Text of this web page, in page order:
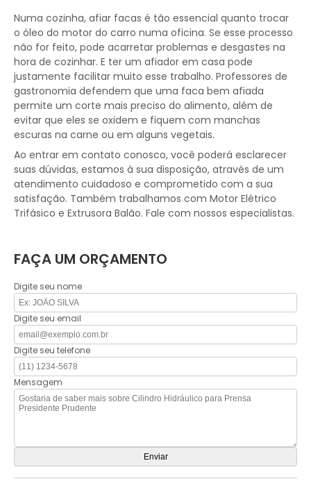
Numa cozinha, afiar facas é tão essencial quanto trocar
o óleo do motor do carro numa oficina. Se esse processo
não for feito, pode acarretar problemas e desgastes na
hora de cozinhar. E ter um afiador em casa pode
justamente facilitar muito esse trabalho. Professores de
gastronomia defendem que uma faca bem afiada
permite um corte mais preciso do alimento, além de
evitar que eles se oxidem e fiquem com manchas
escuras na carne ou em alguns vegetais.
Ao entrar em contato conosco, você poderá esclarecer
suas dúvidas, estamos à sua disposição, através de um
atendimento cuidadoso e comprometido com a sua
satisfação. Também trabalhamos com Motor Elétrico
Trifásico e Extrusora Balão. Fale com nossos especialistas.
FAÇA UM ORÇAMENTO
Digite seu nome
Digite seu email
Digite seu telefone
Mensagem